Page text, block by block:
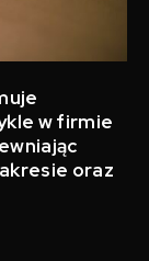
w firmie
oraz